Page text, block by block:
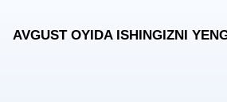
AVGUST OYIDA ISHINGIZNI